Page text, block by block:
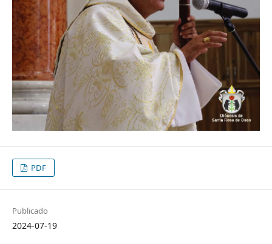
PDF
Publicado
2024-07-19